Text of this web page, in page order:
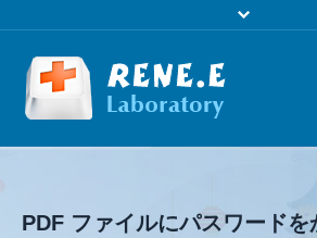
日
PDF ファイルにパスワード